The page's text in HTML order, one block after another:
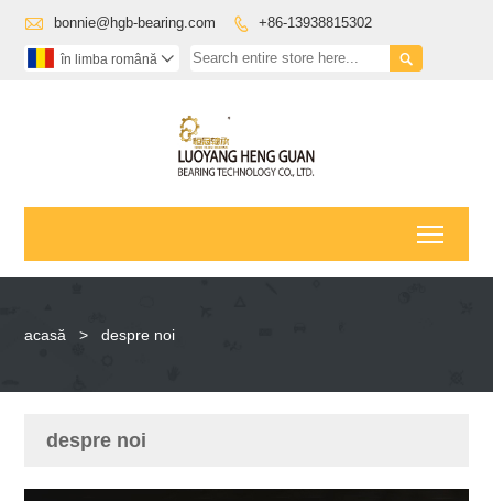
 bonnie@hgb-bearing.com  +86-13938815302

în limba română 
acasă > despre noi
despre noi